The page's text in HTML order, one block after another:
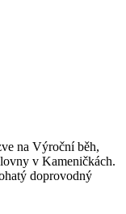
na Výroční běh,
v Kameničkách.
doprovodný